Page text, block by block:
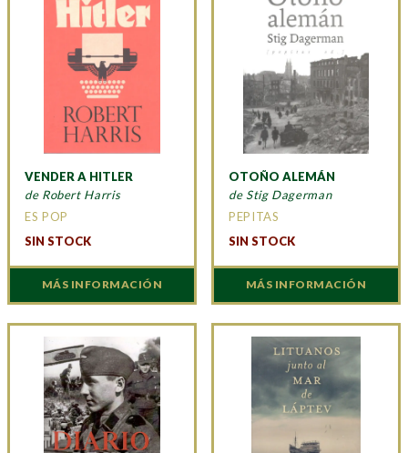
VENDER A HITLER
de Robert Harris
ES POP
SIN STOCK
MÁS INFORMACIÓN
OTOÑO ALEMÁN
de Stig Dagerman
PEPITAS
SIN STOCK
MÁS INFORMACIÓN